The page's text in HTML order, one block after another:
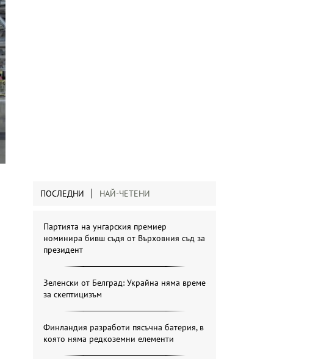
ПОСЛЕДНИ НАЙ-ЧЕТЕНИ
Партията на унгарския премиер
номинира бивш съдя от Върховния съд за
президент
Зеленски от Белград: Украйна няма време
за скептицизъм
Финландия разработи пясъчна батерия, в
която няма редкоземни елементи